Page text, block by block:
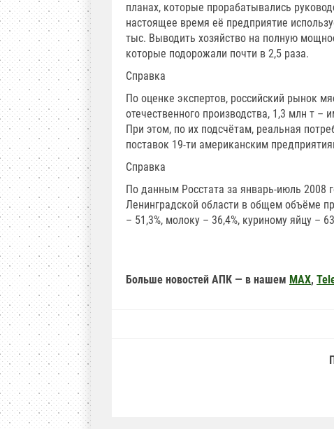
планах, которые прорабатывались
настоящее время её предприятие
тыс. Выводить хозяйство на полную
которые подорожали почти в 2,5 раза.
Справка
По оценке экспертов, российский рынок
отечественного производства, 1,3 млн т –
При этом, по их подсчётам, реальная
поставок 19-ти американским
Справка
По данным Росстата за январь-июль 2008
Ленинградской области в общем объёме
– 51,3%, молоку – 36,4%, куриному яйцу –
Больше новостей АПК — в нашем MAX,